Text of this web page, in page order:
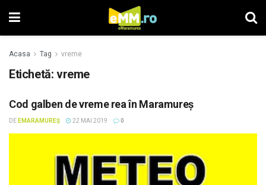
Acasa Tag vreme
Etichetă: vreme
Cod galben de vreme rea în Maramureș
DE EMARAMUREȘ 22 MAI 2019 0